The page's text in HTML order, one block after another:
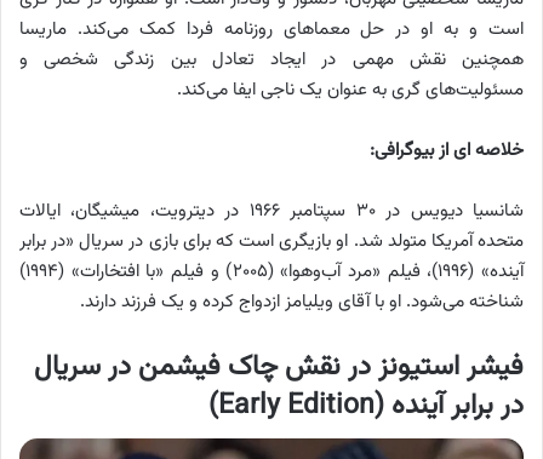
است و به او در حل معماهای روزنامه فردا کمک می‌کند. ماریسا
همچنین نقش مهمی در ایجاد تعادل بین زندگی شخصی و
مسئولیت‌های گری به عنوان یک ناجی ایفا می‌کند.
خلاصه ای از بیوگرافی:
شانسیا دیویس در ۳۰ سپتامبر ۱۹۶۶ در دیترویت، میشیگان، ایالات
متحده آمریکا متولد شد. او بازیگری است که برای بازی در سریال «در برابر
آینده» (۱۹۹۶)، فیلم «مرد آب‌وهوا» (۲۰۰۵) و فیلم «با افتخارات» (۱۹۹۴)
شناخته می‌شود. او با آقای ویلیامز ازدواج کرده و یک فرزند دارند.
فیشر استیونز در نقش چاک فیشمن در سریال
در برابر آینده (Early Edition)